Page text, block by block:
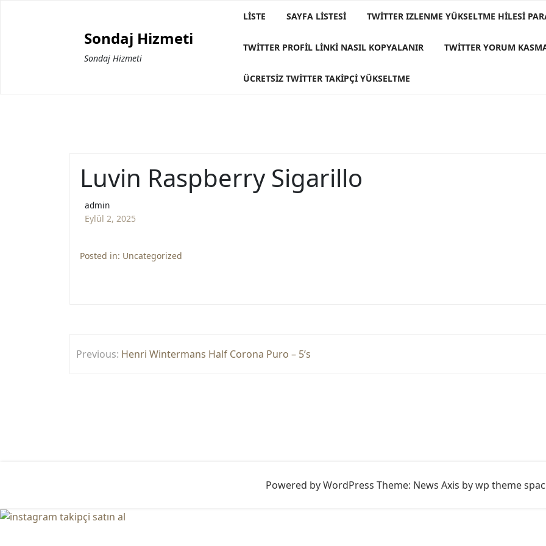
Sondaj Hizmeti
Sondaj Hizmeti
LISTE SAYFA LISTESI TWITTER IZLENME YÜKSELTME HILESI
TWITTER PROFIL LINKI NASIL KOPYALANIR TWITTER YORUM
ÜCRETSIZ TWITTER TAKIPÇI YÜKSELTME
Luvin Raspberry Sigarillo
admin
Eylül 2, 2025
Posted in: Uncategorized
Yazı
Previous: Henri Wintermans Half Corona Puro – 5’s
Powered by WordPress Theme: News Axis bywp theme